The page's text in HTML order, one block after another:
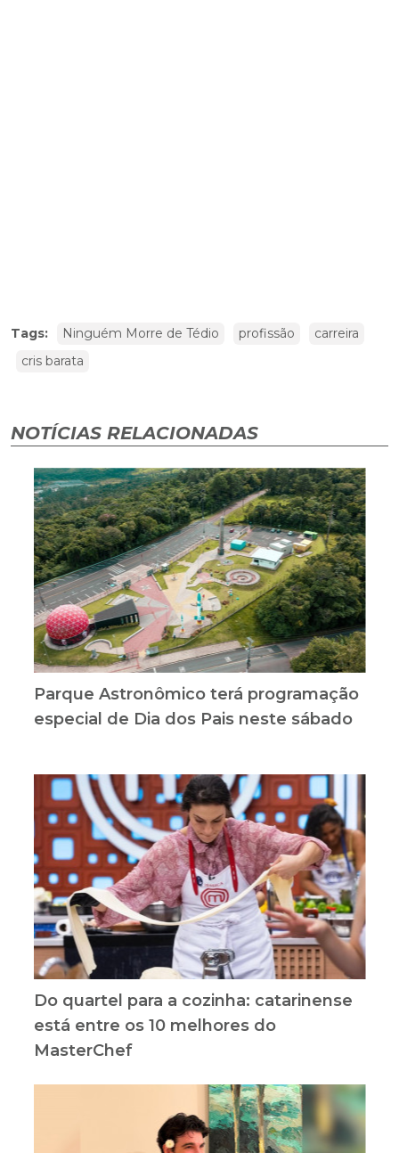
Tags: Ninguém Morre de Tédio profissão
carreira
cris barata
NOTÍCIAS RELACIONADAS
Parque Astronômico terá programação
especial de Dia dos Pais neste sábado
Do quartel para a cozinha: catarinense
está entre os 10 melhores do
MasterChef